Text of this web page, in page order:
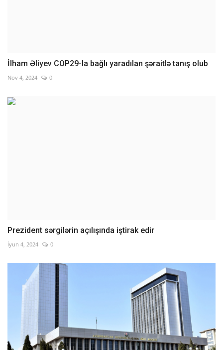
İlham Əliyev COP29-la bağlı yaradılan şəraitlə tanış olub
Nov 4, 2024 0
Prezident sərgilərin açılışında iştirak edir
İyun 4, 2024 0